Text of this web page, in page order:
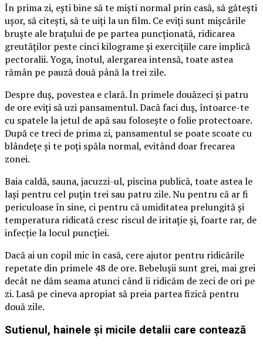
În prima zi, ești bine să te miști normal prin casă, să gătești
ușor, să citești, să te uiți la un film. Ce eviți sunt mișcările
bruște ale brațului de pe partea puncționată, ridicarea
greutăților peste cinci kilograme și exercițiile care implică
pectoralii. Yoga, înotul, alergarea intensă, toate astea
rămân pe pauză două până la trei zile.
Despre duș, povestea e clară. În primele douăzeci și patru
de ore eviți să uzi pansamentul. Dacă faci duș, întoarce-te
cu spatele la jetul de apă sau folosește o folie protectoare.
După ce treci de prima zi, pansamentul se poate scoate cu
blândețe și te poți spăla normal, evitând doar frecarea
zonei.
Baia caldă, sauna, jacuzzi-ul, piscina publică, toate astea le
lași pentru cel puțin trei sau patru zile. Nu pentru că ar fi
periculoase în sine, ci pentru că umiditatea prelungită și
temperatura ridicată cresc riscul de iritație și, foarte rar, de
infecție la locul puncției.
Dacă ai un copil mic în casă, cere ajutor pentru ridicările
repetate din primele 48 de ore. Bebelușii sunt grei, mai grei
decât ne dăm seama atunci când îi ridicăm de zeci de ori pe
zi. Lasă pe cineva apropiat să preia partea fizică pentru
două zile.
Sutienul, hainele și micile detalii care contează